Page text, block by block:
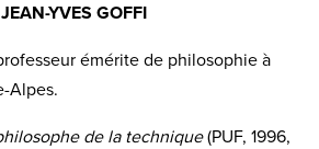
JEAN-YVES GOFFI
émérite de philosophie à
Alpes.
de la technique(PUF, 1996,